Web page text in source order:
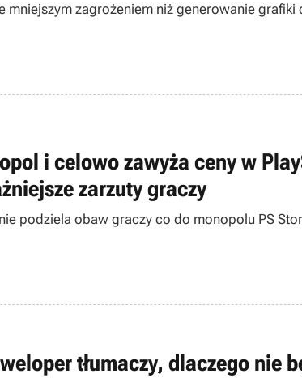
zagrożeniem niż generowanie grafiki
i celowo zawyża ceny w
zarzuty graczy
podziela obaw graczy co do monopolu PS
tłumaczy, dlaczego nie